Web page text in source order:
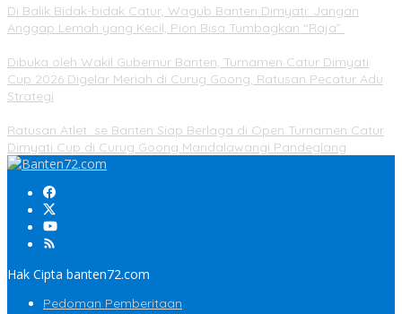
Di Balik Bidak-bidak Catur, Wagub Banten Dimyati: Jangan
Anggap Lemah yang Kecil, Pion Bisa Tumbagkan “Raja”
Dibuka oleh Wakil Gubernur Banten, Turnamen Catur Dimyati
Cup 2026 Digelar Meriah di Curug Goong, Ratusan Pecatur Adu
Strategi
Ratusan Atlet se Banten Siap Berlaga di Open Turnamen Catur
Dimyati Cup di Curug Goong Mandalawangi Pandeglang
Hak Cipta banten72.com
Pedoman Pemberitaan